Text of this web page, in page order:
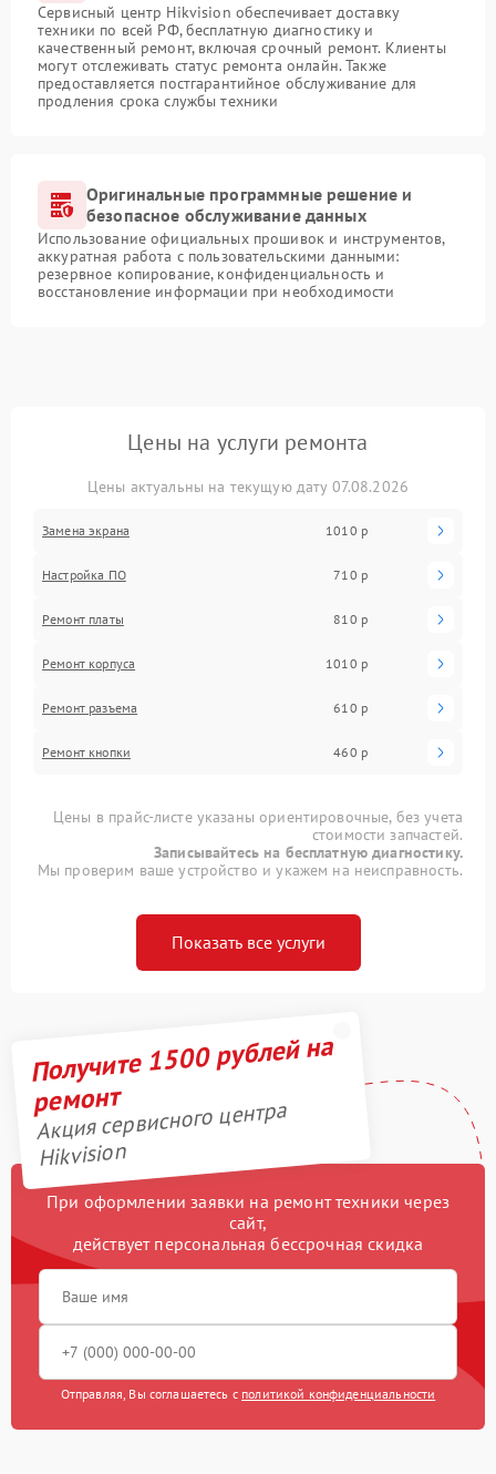
Сервисный центр Hikvision обеспечивает доставку
техники по всей РФ, бесплатную диагностику и
качественный ремонт, включая срочный ремонт. Клиенты
могут отслеживать статус ремонта онлайн. Также
предоставляется постгарантийное обслуживание для
продления срока службы техники
Оригинальные программные решение и
безопасное обслуживание данных
Использование официальных прошивок и инструментов,
аккуратная работа с пользовательскими данными:
резервное копирование, конфиденциальность и
восстановление информации при необходимости
Цены на услуги ремонта
Цены актуальны на текущую дату 07.08.2026
Замена экрана 1010 р
Настройка ПО 710 р
Ремонт платы 810 р
Ремонт корпуса 1010 р
Ремонт разъема 610 р
Ремонт кнопки 460 р
Цены в прайс-листе указаны ориентировочные, без учета
стоимости запчастей.
Записывайтесь на бесплатную диагностику.
Мы проверим ваше устройство и укажем на неисправность.
Показать все услуги
Получите 1500 рублей на
ремонт
Акция сервисного центра
Hikvision
При оформлении заявки на ремонт техники через
сайт,
действует персональная бессрочная скидка
Отправляя, Вы соглашаетесь с политикой конфиденциальности